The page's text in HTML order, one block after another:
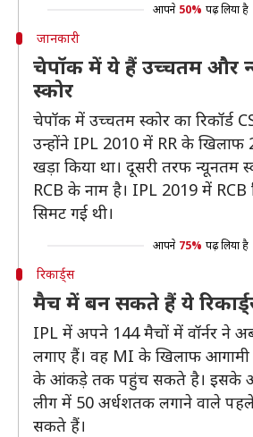
आपने 50% पढ़ लिया है
जानकारी
चेपॉक में ये हैं उच्चतम और
स्कोर
चेपॉक में उच्चतम स्कोर का रिकॉर्ड
उन्होंने IPL 2010 में RR के खिलाफ
खड़ा किया था। दूसरी तरफ न्यूनतम
RCB के नाम है। IPL 2019 में RCB
सिमट गई थी।
आपने 75% पढ़ लिया है
रिकार्ड्स
मैच में बन सकते हैं ये
IPL में अपने 144 मैचों में वॉर्नर ने
लगाए हैं। वह MI के खिलाफ
के आंकड़े तक पहुंच सकते है। इसके
लीग में 50 अर्धशतक लगाने वाले
सकते हैं।